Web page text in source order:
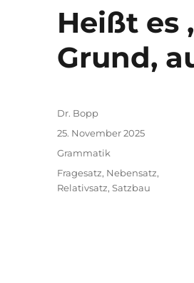
Heißt es
Grund,
Autor
Dr. Bopp
Veröffentlicht
25. November 2025
Kategorien
Grammatik
Schlagwörter
Fragesatz, Nebensatz,
Relativsatz,Satzbau